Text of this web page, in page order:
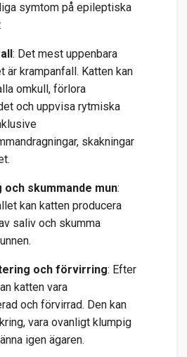
symtom på epileptiska
: Det mest uppenbara
är krampanfall. Katten kan
omkull, förlora
och uppvisa rytmiska
skakningar
och skummande mun:
kan katten producera
saliv och skumma
och förvirring: Efter
katten vara
och förvirrad. Den kan
vara ovanligt klumpig
igen ägaren.